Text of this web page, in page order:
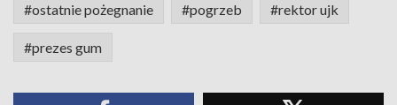
#ostatnie pożegnanie #pogrzeb #rektor ujk
#prezes gum